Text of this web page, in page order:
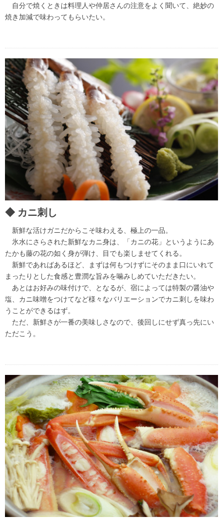
自分で焼くときは料理人や仲居さんの注意をよく聞いて、絶妙の
焼き加減で味わってもらいたい。
カニ刺し
新鮮な活けガニだからこそ味わえる、極上の一品。
氷水にさらされた新鮮なカニ身は、「カニの花」というようにあ
たかも藤の花の如く身が弾け、目でも楽しませてくれる。
新鮮であればあるほど、まずは何もつけずにそのまま口にいれて
まったりとした食感と豊潤な旨みを噛みしめていただきたい。
あとはお好みの味付けで、となるが、宿によっては特製の醤油や
塩、カニ味噌をつけてなど様々なバリエーションでカニ刺しを味わ
うことができるはず。
ただ、新鮮さが一番の美味しさなので、後回しにせず真っ先にい
ただこう。